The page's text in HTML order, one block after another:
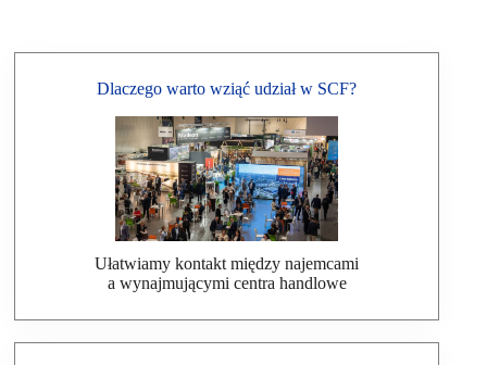
Dlaczego warto wziąć udział w SCF?
Ułatwiamy kontakt między najemcami
a wynajmującymi centra handlowe